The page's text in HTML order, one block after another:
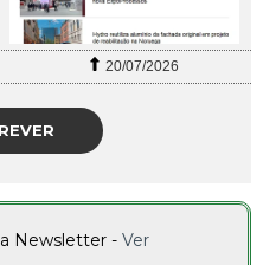
20/07/2026
Newsletter - Ver